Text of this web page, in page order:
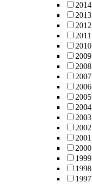
2014
2013
2012
2011
2010
2009
2008
2007
2006
2005
2004
2003
2002
2001
2000
1999
1998
1997